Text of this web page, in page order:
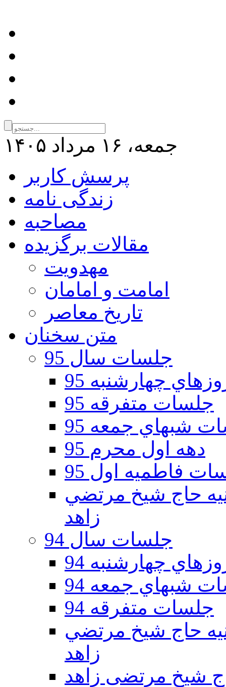
جمعه، ۱۶ مرداد ۱۴۰۵
پرسش کاربر
زندگی نامه
مصاحبه
مقالات برگزیده
مهدویت
امامت و امامان
تاریخ معاصر
متن سخنان
جلسات سال 95
چهارشنبه 95
جلسات متفرقه 95
شبهاي جمعه 95
دهه اول محرم 95
فاطمیه اول 95
دوم 95 - حسينيه حاج شيخ مرتضي
زاهد
جلسات سال 94
چهارشنبه 94
شبهاي جمعه 94
جلسات متفرقه 94
دوم 94 - حسينيه حاج شيخ مرتضي
زاهد